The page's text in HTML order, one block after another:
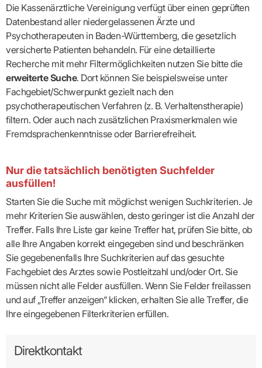
Die Kassenärztliche Vereinigung verfügt über einen geprüften
Datenbestand aller niedergelassenen Ärzte und
Psychotherapeuten in Baden-Württemberg, die gesetzlich
versicherte Patienten behandeln. Für eine detaillierte
Recherche mit mehr Filtermöglichkeiten nutzen Sie bitte die
erweiterte Suche. Dort können Sie beispielsweise unter
Fachgebiet/Schwerpunkt gezielt nach den
psychotherapeutischen Verfahren (z. B. Verhaltenstherapie)
filtern. Oder auch nach zusätzlichen Praxismerkmalen wie
Fremdsprachenkenntnisse oder Barrierefreiheit.
Nur die tatsächlich benötigten Suchfelder
ausfüllen!
Starten Sie die Suche mit möglichst wenigen Suchkriterien. Je
mehr Kriterien Sie auswählen, desto geringer ist die Anzahl der
Treffer. Falls Ihre Liste gar keine Treffer hat, prüfen Sie bitte, ob
alle Ihre Angaben korrekt eingegeben sind und beschränken
Sie gegebenenfalls Ihre Suchkriterien auf das gesuchte
Fachgebiet des Arztes sowie Postleitzahl und/oder Ort. Sie
müssen nicht alle Felder ausfüllen. Wenn Sie Felder freilassen
und auf „Treffer anzeigen“ klicken, erhalten Sie alle Treffer, die
Ihre eingegebenen Filterkriterien erfüllen.
Direktkontakt